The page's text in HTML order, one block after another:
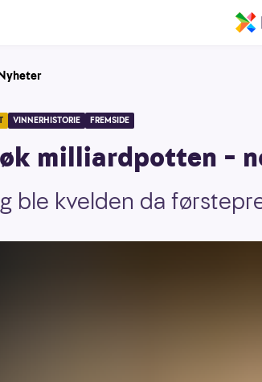
VINNERHISTORIE FREMSIDE
milliardpotten –
ble kvelden da